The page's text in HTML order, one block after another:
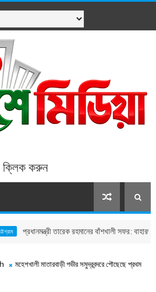
ক্লিক করুন
তারেক রহমানের বাঁশখালী সফর: বাহারছড়া
মহেশখালী মাতারবাড়ী গভীর সমুদ্রবন্দরে পৌছেছে প্রথম